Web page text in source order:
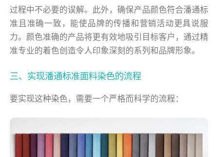
过程中不必要的误解。此外，确保产品颜色符合潘通标
准且准确一致，能使品牌的传播和营销活动更具说服
力。颜色准确的产品将更有效地吸引目标客户，通过精
准专业的着色创造令人印象深刻的系列和品牌形象。
三、实现潘通标准面料染色的流程
要实现这种染色，需要一个严格而科学的流程：